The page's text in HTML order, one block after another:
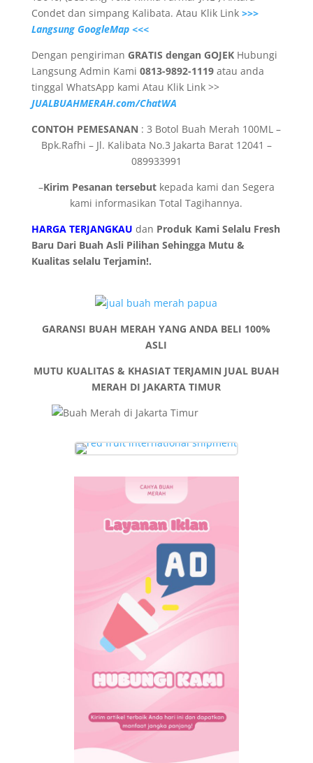
Condet dan simpang Kalibata. Atau Klik Link >>>
Langsung GoogleMap <<<
Dengan pengiriman GRATIS dengan GOJEKHubungi
Langsung Admin Kami 0813-9892-1119atau anda
tinggal WhatsApp kami Atau Klik Link >>
JUALBUAHMERAH.com/ChatWA
CONTOH PEMESANAN : 3 Botol Buah Merah 100ML –
Bpk.Rafhi – Jl. Kalibata No.3 Jakarta Barat 12041 –
089933991
–Kirim Pesanan tersebutkepada kami dan Segera
kami informasikan Total Tagihannya.
HARGA TERJANGKAU dan Produk Kami Selalu Fresh
Baru Dari Buah Asli Pilihan Sehingga Mutu &
Kualitas selalu Terjamin!.
GARANSI BUAH MERAH YANG ANDA BELI 100%
ASLI
MUTU KUALITAS & KHASIAT TERJAMIN JUAL BUAH
MERAH DI JAKARTA TIMUR